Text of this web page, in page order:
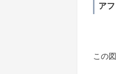
ア
この